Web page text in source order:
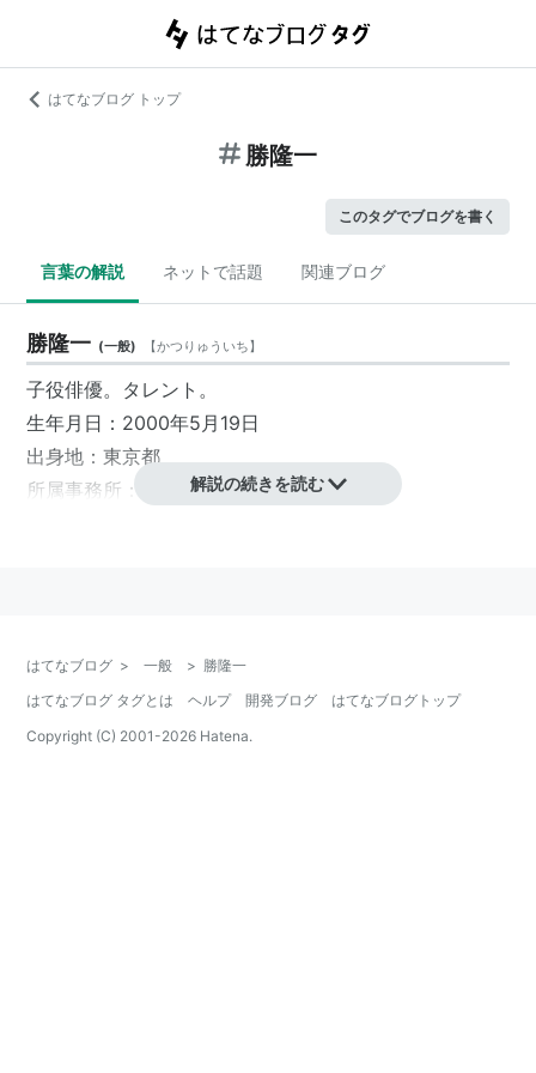
はてなブログ トップ
勝隆一
このタグでブログを書く
言葉の解説 ネットで話題 関連ブログ
勝隆一 (一般) 【かつりゅういち】
子役俳優。タレント。
生年月日：2000年5月19日
出身地：東京都
所属事務所：
宝映テレビプロダクション
年〜）
解説の続きを読む
はてなブログ > 一般 > 勝隆一
はてなブログ タグとは
ヘルプ 開発ブログ
はてなブログトップ
Copyright (C) 2001-2026 Hatena.